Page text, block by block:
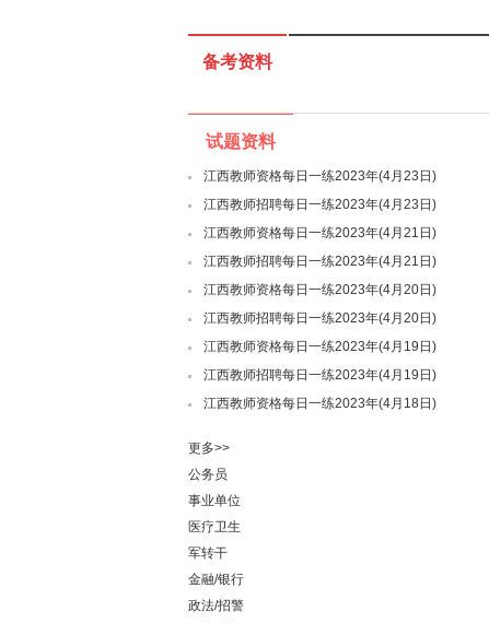
备考资料
试题资料
江西教师资格每日一练2023年(4月23日)
江西教师招聘每日一练2023年(4月23日)
江西教师资格每日一练2023年(4月21日)
江西教师招聘每日一练2023年(4月21日)
江西教师资格每日一练2023年(4月20日)
江西教师招聘每日一练2023年(4月20日)
江西教师资格每日一练2023年(4月19日)
江西教师招聘每日一练2023年(4月19日)
江西教师资格每日一练2023年(4月18日)
更多>>
公务员
事业单位
医疗卫生
军转干
金融/银行
政法/招警